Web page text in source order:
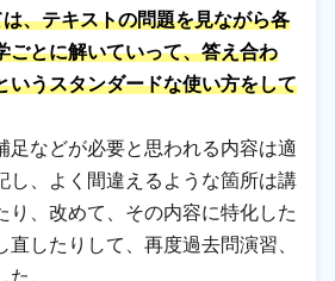
、テキストの問題を見ながら各
ごとに解いていって、答え合わ
いうスタンダードな使い方をして
足などが必要と思われる内容は適
し、よく間違えるような箇所は講
り、改めて、その内容に特化した
したりして、再度過去問演習、